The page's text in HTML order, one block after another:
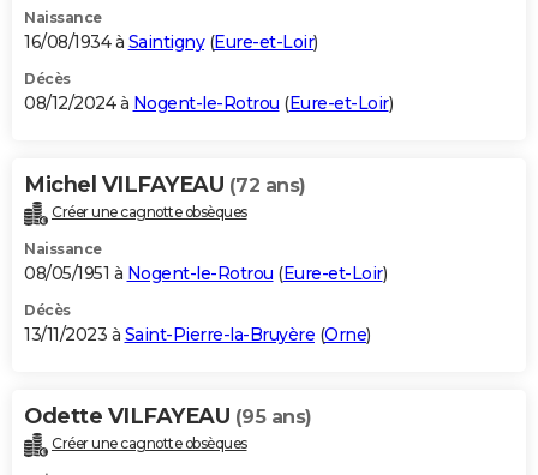
Dictionnaire
Biographies
Citations
Expressions
Proverbes
PROGRAMME TV
S'inscrire
Se connecter
Lycées
Collèges
Primaires
Universités
Entreprises
Service militaire
Avis de recherche
AVIS DE DÉCÈS
Bricolage
Lifestyle
Culture
Sport
Auto
Television
Voyage
Cinema
Naissance
16/08/1934 à Saintigny(Eure-et-Loir)
Décès
08/12/2024 à Nogent-le-Rotrou (Eure-et-Loir)
Michel VILFAYEAU (72 ans)
Créer une cagnotte obsèques
Naissance
08/05/1951 à Nogent-le-Rotrou (Eure-et-Loir)
Décès
13/11/2023 à Saint-Pierre-la-Bruyère (Orne)
Odette VILFAYEAU (95 ans)
Créer une cagnotte obsèques